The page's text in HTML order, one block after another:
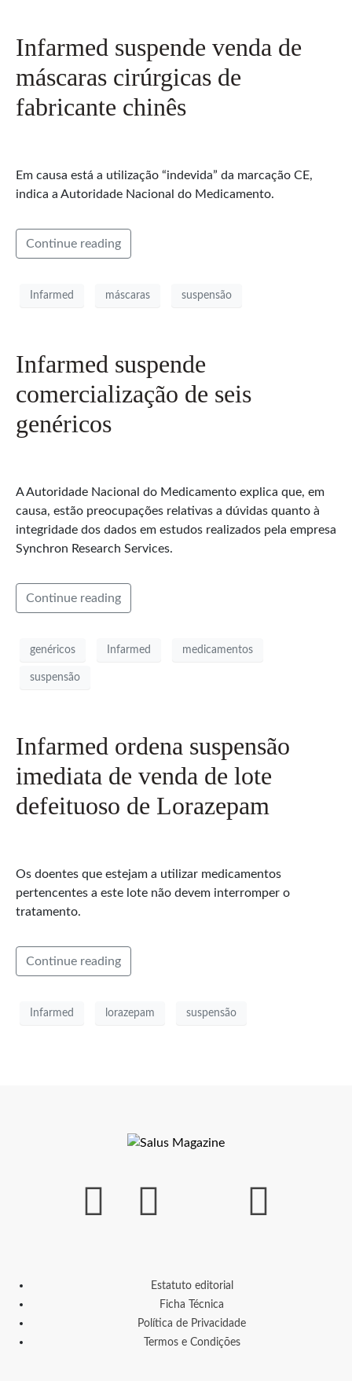
Infarmed suspende venda de
máscaras cirúrgicas de
fabricante chinês
Em causa está a utilização “indevida” da marcação CE,
indica a Autoridade Nacional do Medicamento.
Continue reading
Infarmed máscaras suspensão
Infarmed suspende
comercialização de seis
genéricos
A Autoridade Nacional do Medicamento explica que, em
causa, estão preocupações relativas a dúvidas quanto à
integridade dos dados em estudos realizados pela empresa
Synchron Research Services.
Continue reading
genéricos Infarmed medicamentos
suspensão
Infarmed ordena suspensão
imediata de venda de lote
defeituoso de Lorazepam
Os doentes que estejam a utilizar medicamentos
pertencentes a este lote não devem interromper o
tratamento.
Continue reading
Infarmed lorazepam suspensão
Estatuto editorial
Ficha Técnica
Política de Privacidade
Termos e Condições